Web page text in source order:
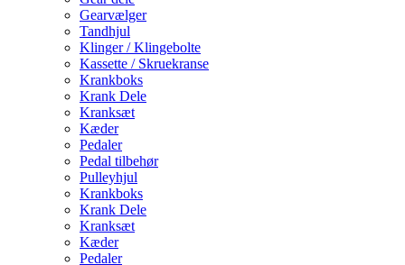
Gearvælger
Tandhjul
Klinger / Klingebolte
Kassette / Skruekranse
Krankboks
Krank Dele
Kranksæt
Kæder
Pedaler
Pedal tilbehør
Pulleyhjul
Krankboks
Krank Dele
Kranksæt
Kæder
Pedaler